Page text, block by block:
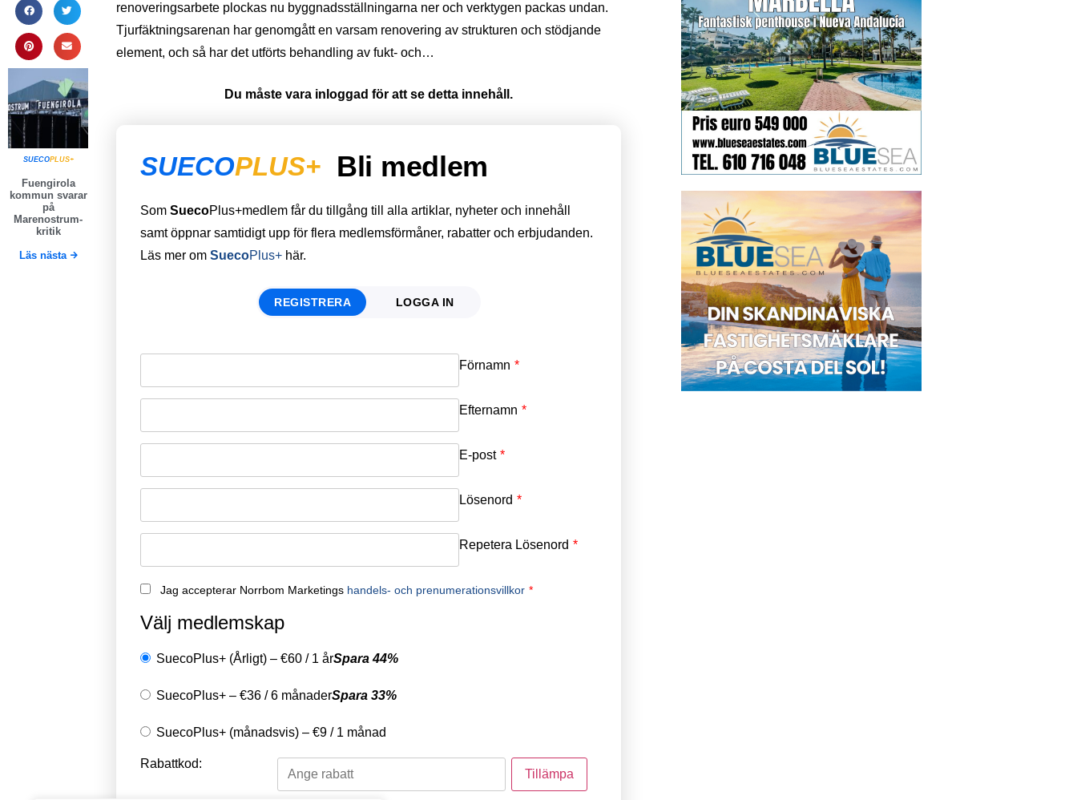
SUECOPLUS+
Fuengirola
kommun svarar
på
Marenostrum-
kritik
Läs nästa
renoveringsarbete plockas nu byggnadsställningarna ner och verktygen packas undan.
Tjurfäktningsarenan har genomgått en varsam renovering av strukturen och stödjande
element, och så har det utförts behandling av fukt- och…
Du måste vara inloggad för att se detta innehåll.
SUECOPLUS+ Bli medlem
Som SuecoPlus+medlem får du tillgång till alla artiklar, nyheter och innehåll
samt öppnar samtidigt upp för flera medlemsförmåner, rabatter och erbjudanden.
Läs mer om SuecoPlus+ här.
REGISTRERA LOGGA IN
Förnamn *
Efternamn *
E-post *
Lösenord *
Repetera Lösenord *
Jag accepterar Norrbom Marketings handels- och prenumerationsvillkor *
Välj medlemskap
SuecoPlus+ (Årligt) – €60 / 1 årSpara 44%
SuecoPlus+ – €36 /6 månaderSpara 33%
SuecoPlus+ (månadsvis) – €9 / 1 månad
Rabattkod:
Email
Password